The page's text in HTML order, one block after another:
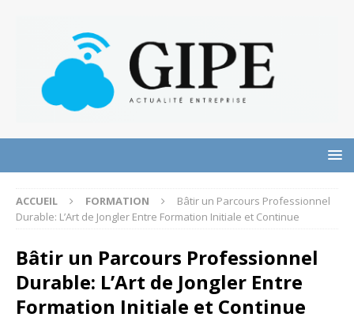
ACCUEIL FORMATION
Bâtir un Parcours Professionnel
Durable: L’Art de Jongler Entre Formation Initiale et Continue
Bâtir un Parcours Professionnel
Durable: L’Art de Jongler Entre
Formation Initiale et Continue